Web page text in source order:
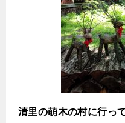
清里の萌木の村に行っ